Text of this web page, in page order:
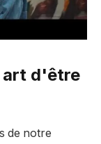
art d'être
de notre